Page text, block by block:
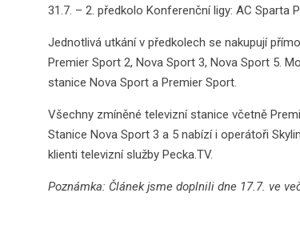
31.7. – 2. předkolo Konferenční ligy: AC Sparta
Jednotlivá utkání v předkolech se nakupují
Premier Sport 2, Nova Sport 3, Nova Sport 5.
stanice Nova Sport a Premier Sport.
Všechny zmíněné televizní stanice včetně
Stanice Nova Sport 3 a 5 nabízí i operátoři
klienti televizní služby Pecka.TV.
Poznámka: Článek jsme doplnili dne 17.7. ve